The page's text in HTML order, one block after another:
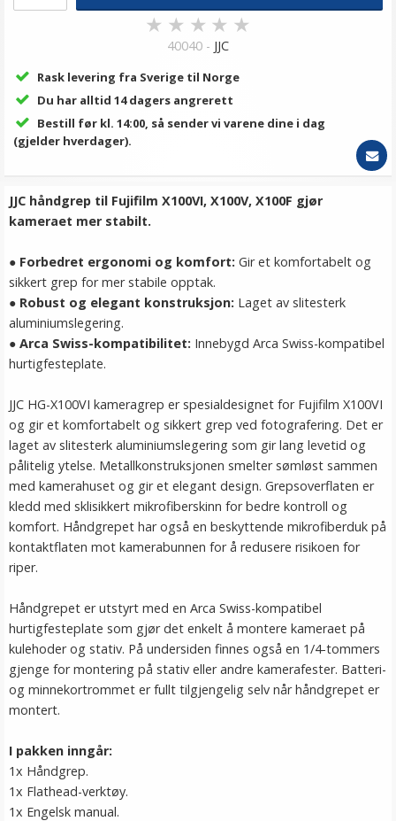
★ ★ ★ ★ ★
40040 - JJC
Rask levering fra Sverige til Norge
Du har alltid 14 dagers angrerett
Bestill før kl. 14:00, så sender vi varene dine i dag
(gjelder hverdager).
JJC håndgrep til Fujifilm X100VI, X100V, X100F gjør
kameraet mer stabilt.
● Forbedret ergonomi og komfort: Gir et komfortabelt og
sikkert grep for mer stabile opptak.
● Robust og elegant konstruksjon: Laget av slitesterk
aluminiumslegering.
● Arca Swiss-kompatibilitet: Innebygd Arca Swiss-kompatibel
hurtigfesteplate.
JJC HG-X100VI kameragrep er spesialdesignet for Fujifilm X100VI
og gir et komfortabelt og sikkert grep ved fotografering. Det er
laget av slitesterk aluminiumslegering som gir lang levetid og
pålitelig ytelse. Metallkonstruksjonen smelter sømløst sammen
med kamerahuset og gir et elegant design. Grepsoverflaten er
kledd med sklisikkert mikrofiberskinn for bedre kontroll og
komfort. Håndgrepet har også en beskyttende mikrofiberduk på
kontaktflaten mot kamerabunnen for å redusere risikoen for
riper.
Håndgrepet er utstyrt med en Arca Swiss-kompatibel
hurtigfesteplate som gjør det enkelt å montere kameraet på
kulehoder og stativ. På undersiden finnes også en 1/4-tommers
gjenge for montering på stativ eller andre kamerafester. Batteri-
og minnekortrommet er fullt tilgjengelig selv når håndgrepet er
montert.
I pakken inngår:
1x Håndgrep.
1x Flathead-verktøy.
1x Engelsk manual.